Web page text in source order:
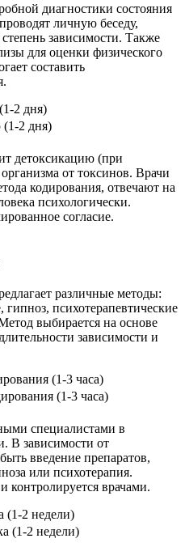
диагностики состояния
личную беседу,
зависимости. Также
для оценки физического
составить
(1-2 дня)
детоксикацию (при
от токсинов. Врачи
кодирования, отвечают на
психологически.
согласие.
различные методы:
психотерапевтические
выбирается на основе
зависимости и
(1-3 часа)
специалистами в
В зависимости от
введение препаратов,
или психотерапия.
контролируется врачами.
(1-2 недели)